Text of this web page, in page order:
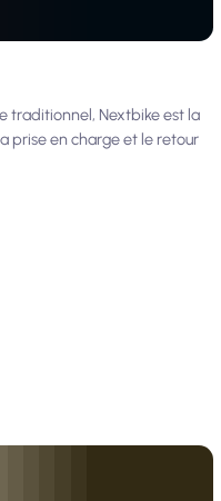
traditionnel, Nextbike est la
prise en charge et le retour